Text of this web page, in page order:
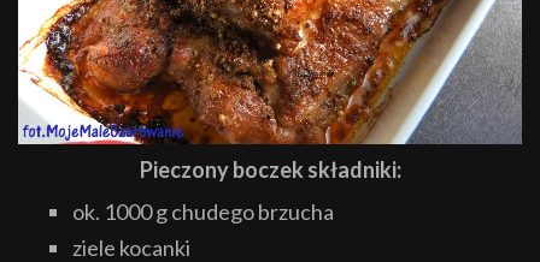
Pieczony boczek składniki:
ok. 1000 g chudego brzucha
ziele kocanki